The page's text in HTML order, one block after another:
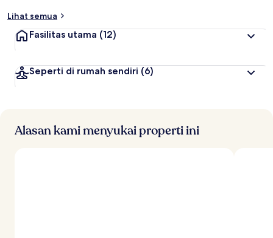
Lihat semua
Fasilitas utama (12)
Seperti di rumah sendiri (6)
Alasan kami menyukai properti ini